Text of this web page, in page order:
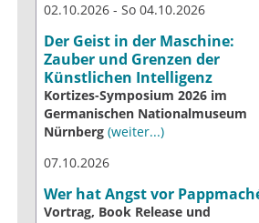
02.10.2026 - So 04.10.2026
Der Geist in der Maschine:
Zauber und Grenzen der
Künstlichen Intelligenz
Kortizes-Symposium 2026 im
Germanischen Nationalmuseum
Nürnberg(weiter...)
07.10.2026
Wer hat Angst vor
Vortrag, Book Release und